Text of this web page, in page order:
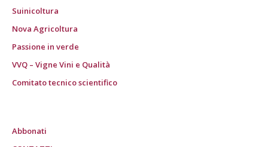
Suinicoltura
Nova Agricoltura
Passione in verde
VVQ – Vigne Vini e Qualità
Comitato tecnico scientifico
Abbonati